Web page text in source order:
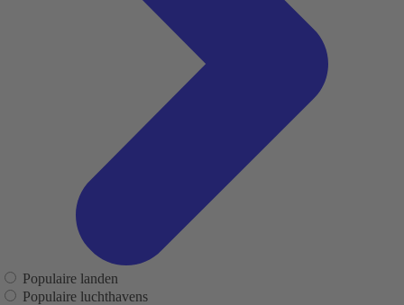
Populaire landen
Populaire luchthavens